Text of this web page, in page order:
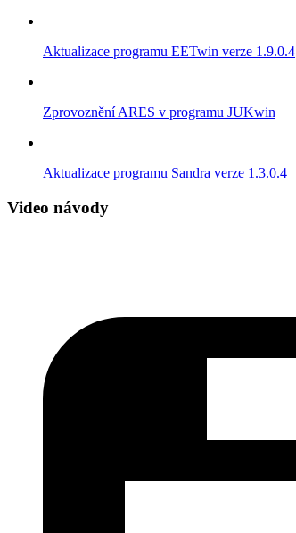
Aktualizace programu EETwin verze 1.9.0.4
Zprovoznění ARES v programu JUKwin
Aktualizace programu Sandra verze 1.3.0.4
Video návody